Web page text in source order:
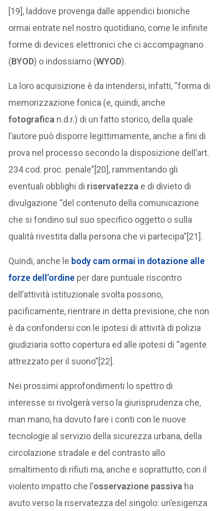
[19], laddove provenga dalle appendici bioniche
ormai entrate nel nostro quotidiano, come le infinite
forme di devices elettronici che ci accompagnano
(BYOD) o indossiamo (WYOD).
La loro acquisizione è da intendersi, infatti, “forma di
memorizzazione fonica (e, quindi, anche
fotografica n.d.r.) di un fatto storico, della quale
l’autore può disporre legittimamente, anche a fini di
prova nel processo secondo la disposizione dell’art.
234 cod. proc. penale”[20], rammentando gli
eventuali obblighi di riservatezza e di divieto di
divulgazione “del contenuto della comunicazione
che si fondino sul suo specifico oggetto o sulla
qualità rivestita dalla persona che vi partecipa”[21].
Quindi, anche le body cam ormai in dotazione alle
forze dell’ordine per dare puntuale riscontro
dell’attività istituzionale svolta possono,
pacificamente, rientrare in detta previsione, che non
è da confondersi con le ipotesi di attività di polizia
giudiziaria sotto copertura ed alle ipotesi di “agente
attrezzato per il suono”[22].
Nei prossimi approfondimenti lo spettro di
interesse si rivolgerà verso la giurisprudenza che,
man mano, ha dovuto fare i conti con le nuove
tecnologie al servizio della sicurezza urbana, della
circolazione stradale e del contrasto allo
smaltimento di rifiuti ma, anche e soprattutto, con il
violento impatto che l’osservazione passiva ha
avuto verso la riservatezza del singolo: un’esigenza